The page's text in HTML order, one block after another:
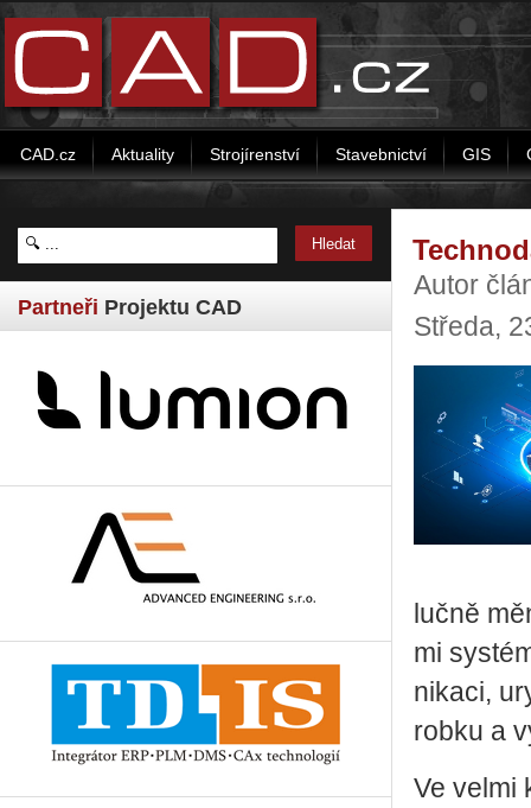
CAD.cz Aktuality Strojírenství Stavebnictví GIS
Partneři Projektu CAD
Autor
Středa,
luč­ně
mi
ni­ka­ci,
rob­ku a
Ve velmi